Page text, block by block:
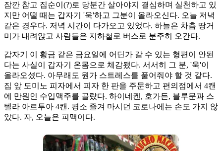
잠깐 참고 집순이(?)로 당분간 살아야지 결심하며 실천하고 있
지만 어떨 때는 갑자기 '욱'하고 그분이 올라오신다. 오늘 저녁
같은 경우다. 저녁 시간이 다가오고 있었다. 하늘은 차츰 땅거
미가 내려앉고 사람들은 지하철로 버스로 분주히 오간다.
갑자기 이 황금 같은 금요일에 어딘가 갈 수 있는 형편이 안된
다는 사실이 갑자기 온몸으로 체감됐다. 서서히 그 분, '욱'이
올라오셨다. 아무래도 뭔가 스트레스를 풀어줘야 할 것 같다.
집 앞 도미노 피자에서 피자 한 판을 주문하고 편의점에서 4캔
에 만원인 수입맥주를 골랐다. 하이네켄, 호가든, 블루문과 스
텔라 아르투아 4캔. 평소 즐겨 마시던 코로나에는 손도 가지 않
았다. 자, 오늘은 피맥이다.